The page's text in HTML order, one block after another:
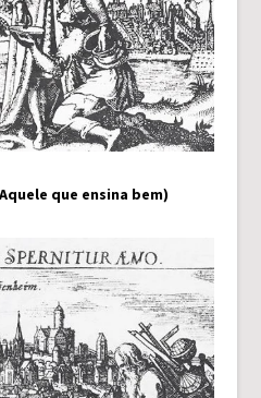
que ensina bem)